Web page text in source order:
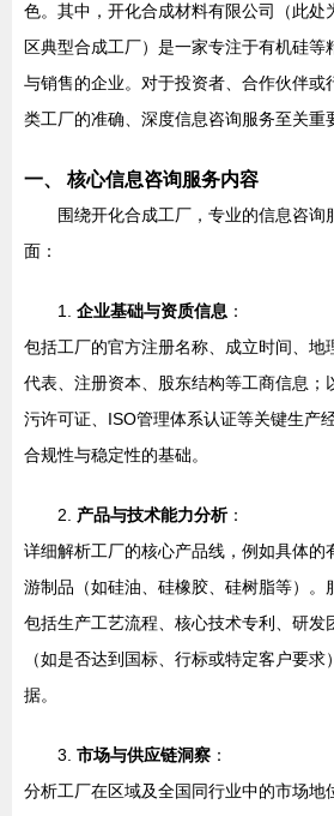
色。其中，开化合成材料有限公司（此处
区典型合成工厂）是一家专注于有机硅等
与销售的企业。对于投资者、合作伙伴或
类工厂的准确、深度信息咨询服务至关重
一、 核心信息咨询服务内容
围绕开化合成工厂，专业的信息咨询
面：
1. 企业基础与资质信息 ：
包括工厂的官方注册名称、成立时间、地
代表、注册资本、股东结构等工商信息；
污许可证、ISO管理体系认证等关键生产
合规性与稳定性的基础。
2. 产品与技术能力分析：
详细解析工厂的核心产品线，例如具体的
游制品（如硅油、硅橡胶、硅树脂等）。
包括生产工艺流程、核心技术专利、研发
（如是否达到国标、行标或特定客户要
据。
3. 市场与供应链洞察 ：
分析工厂在区域及全国同行业中的市场地